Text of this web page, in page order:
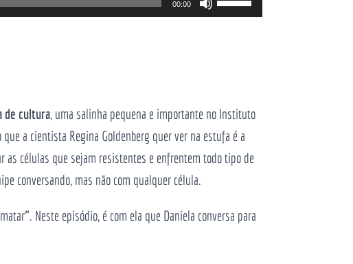
00:00
as
aumentar
ou
diminuir
de cultura, uma salinha pequena e importante no Instituto
a cientista Regina Goldenberg quer ver na estufa é a
as células que sejam resistentes e enfrentem todo tipo de
conversando, mas não com qualquer célula.
Neste episódio, é com ela que Daniela conversa para